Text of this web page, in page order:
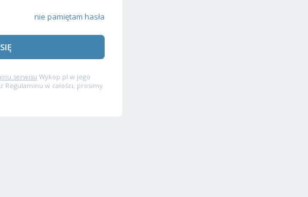
nie pamiętam hasła
serwisu Wykop.pl w jego
w całości, prosimy